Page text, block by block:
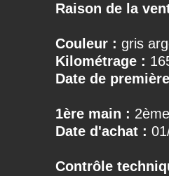
Raison de la
Couleur : gris
Kilométrage :
Date de
1ère main :
Date d'achat :
Contrôle